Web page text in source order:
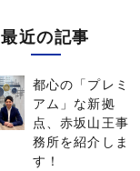
最近の記事
都心の「プレミ
アム」な新拠
点、赤坂山王事
務所を紹介しま
す！